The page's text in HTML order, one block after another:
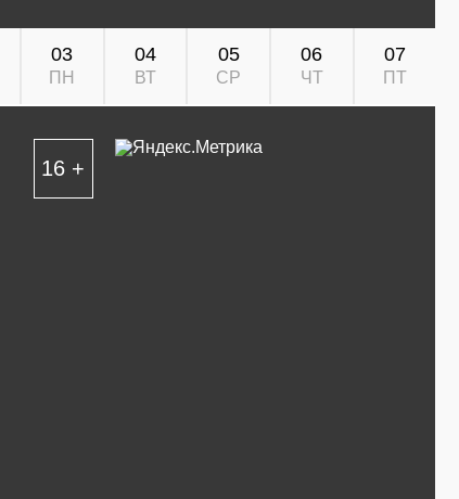
03
ПН
04
ВТ
05
СР
06
ЧТ
07
ПТ
16 +